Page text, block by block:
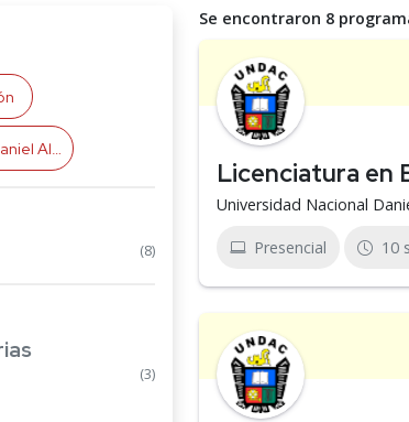
Carrión
(8)
(3)
Se encontraron 8
Licenciatura en
Universidad Nacional
Presencial 10